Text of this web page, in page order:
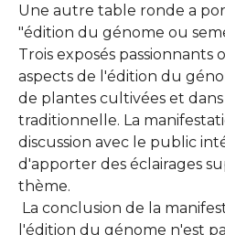
Une autre table ronde a
"édition du génome ou
Trois exposés
aspects de l'édition du
de plantes cultivées et
traditionnelle. La
discussion avec le public
d'apporter des éclairages
thème.
La conclusion de la
l'édition du génome n'est